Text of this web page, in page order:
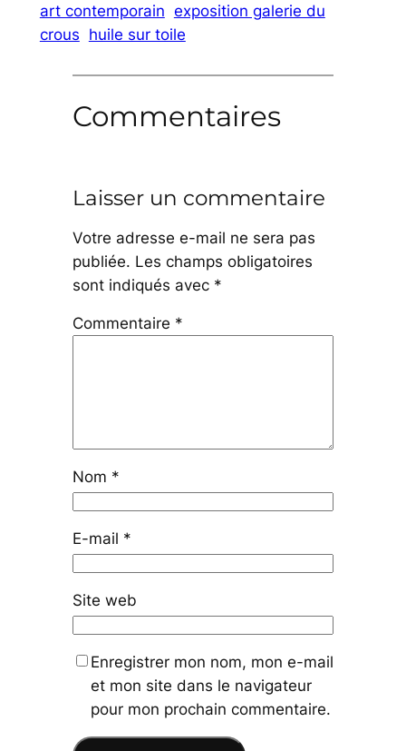
art contemporain exposition galerie du
crous huile sur toile
Commentaires
Laisser un commentaire
Votre adresse e-mail ne sera pas
publiée. Les champs obligatoires
sont indiqués avec *
Commentaire *
Nom *
E-mail *
Site web
Enregistrer mon nom, mon e-mail
et mon site dans le navigateur
pour mon prochain commentaire.